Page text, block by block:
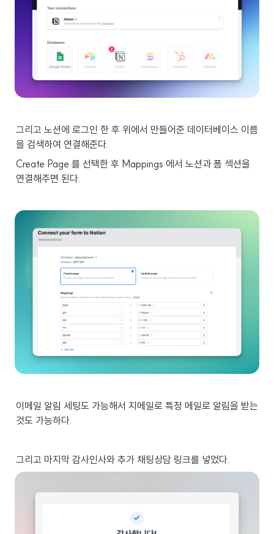
그리고 노션에 로그인 한 후 위에서 만들어준 데이터베이스 이름
을 검색하여 연결해준다.
Create Page 를 선택한 후 Mappings 에서 노션과 폼 섹션을
연결해주면 된다.
이메일 알림 세팅도 가능해서 지메일로 특정 메일로 알림을 받는
것도 가능하다.
그리고 마지막 감사인사와 추가 채팅상담 링크를 넣었다.